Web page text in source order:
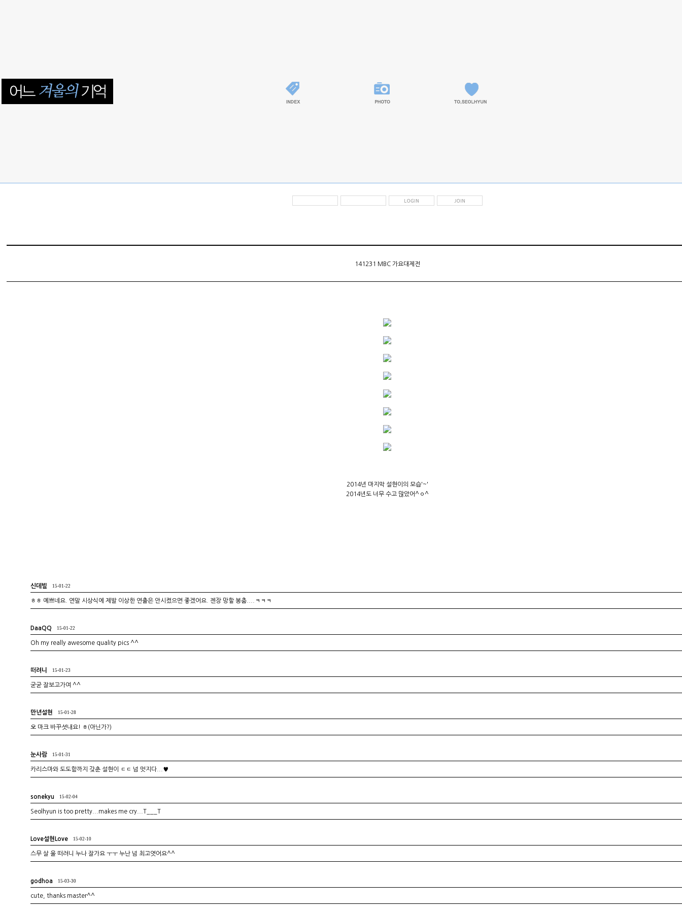
141231 MBC 가요대제전
2014년 마지막 설현이의 모습'~'
2014년도 너무 수고 많았어^ㅇ^
신데빌 15-01-22
ㅎㅎ 예쁘네요. 연말 시상식에 제발 이상한 연출은 안시켰으면 좋겠어요. 젠장 망할 봉춤....ㅋㅋㅋ
DaaQQ 15-01-22
Oh my really awesome quality pics ^^
떠려니 15-01-23
굳굳 잘보고가여 ^^
만년설현 15-01-28
오 마크 바꾸셧내요! ㅎ(아닌가?)
눈사람 15-01-31
카리스마와 도도함까지 갖춘 설현이 ㄷㄷ 넘 멋지다...♥
sonekyu 15-02-04
Seolhyun is too pretty...makes me cry...T___T
Love설현Love 15-02-10
스무 살 울 떠려니 누나 잘가요 ㅜㅜ 누난 넘 최고엿어요^^
godhoa 15-03-30
cute, thanks master^^